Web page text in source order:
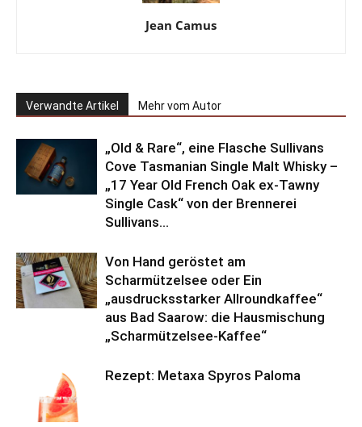
Jean Camus
Verwandte Artikel Mehr vom Autor
„Old & Rare“, eine Flasche Sullivans
Cove Tasmanian Single Malt Whisky –
„17 Year Old French Oak ex-Tawny
Single Cask“ von der Brennerei
Sullivans...
Von Hand geröstet am
Scharmützelsee oder Ein
„ausdrucksstarker Allroundkaffee“
aus Bad Saarow: die Hausmischung
„Scharmützelsee-Kaffee“
Rezept: Metaxa Spyros Paloma